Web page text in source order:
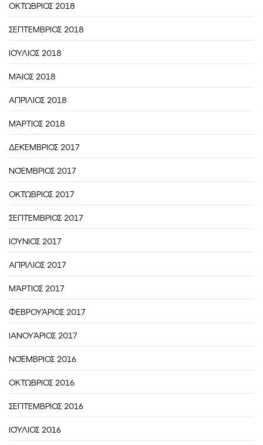
ΟΚΤΏΒΡΙΟΣ 2018
ΣΕΠΤΈΜΒΡΙΟΣ 2018
ΙΟΎΛΙΟΣ 2018
ΜΆΙΟΣ 2018
ΑΠΡΊΛΙΟΣ 2018
ΜΆΡΤΙΟΣ 2018
ΔΕΚΈΜΒΡΙΟΣ 2017
ΝΟΈΜΒΡΙΟΣ 2017
ΟΚΤΏΒΡΙΟΣ 2017
ΣΕΠΤΈΜΒΡΙΟΣ 2017
ΙΟΎΝΙΟΣ 2017
ΑΠΡΊΛΙΟΣ 2017
ΜΆΡΤΙΟΣ 2017
ΦΕΒΡΟΥΆΡΙΟΣ 2017
ΙΑΝΟΥΆΡΙΟΣ 2017
ΝΟΈΜΒΡΙΟΣ 2016
ΟΚΤΏΒΡΙΟΣ 2016
ΣΕΠΤΈΜΒΡΙΟΣ 2016
ΙΟΎΛΙΟΣ 2016